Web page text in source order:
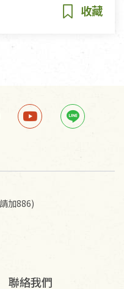
加886)
聯絡我們